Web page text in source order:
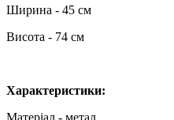
Ширина - 45 см
Висота - 74 см
Характеристики:
Матеріал - метал